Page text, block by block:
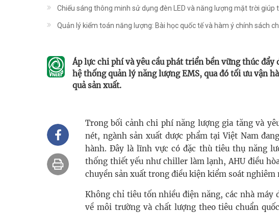
Chiếu sáng thông minh sử dụng đèn LED và năng lượng mặt trời
Quản lý kiểm toán năng lượng: Bài học quốc tế và hàm ý chính sách
Áp lực chi phí và yêu cầu phát triển bền vững thúc
hệ thống quản lý năng lượng EMS, qua đó tối ưu vận
quả sản xuất.
Trong bối cảnh chi phí năng lượng gia tăng và
nét, ngành sản xuất dược phẩm tại Việt Nam
hành. Đây là lĩnh vực có đặc thù tiêu thụ năng
thống thiết yếu như chiller làm lạnh, AHU điều
chuyền sản xuất trong điều kiện kiểm soát nghiêm
Không chỉ tiêu tốn nhiều điện năng, các nhà máy
về môi trường và chất lượng theo tiêu chuẩn